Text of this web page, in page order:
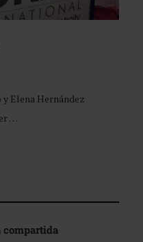
Elena Hernández
…